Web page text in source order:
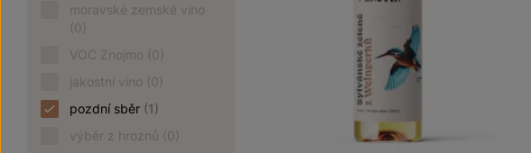
moravské zemské víno
(0)
VOC Znojmo (0)
jakostní víno (0)
pozdní sběr (1)
výběr z hroznů (0)